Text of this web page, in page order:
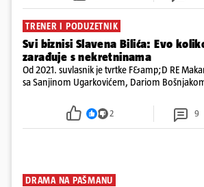
TRENER I PODUZETNIK
Svi biznisi Slavena Bilića: Evo
zarađuje s nekretninama
Od 2021. suvlasnik je tvrtke F&amp;D RE
sa Sanjinom Ugarkovićem, Dariom
poslovanje nekretninama, a od osnutka nema
2 9
DRAMA NA PAŠMANU